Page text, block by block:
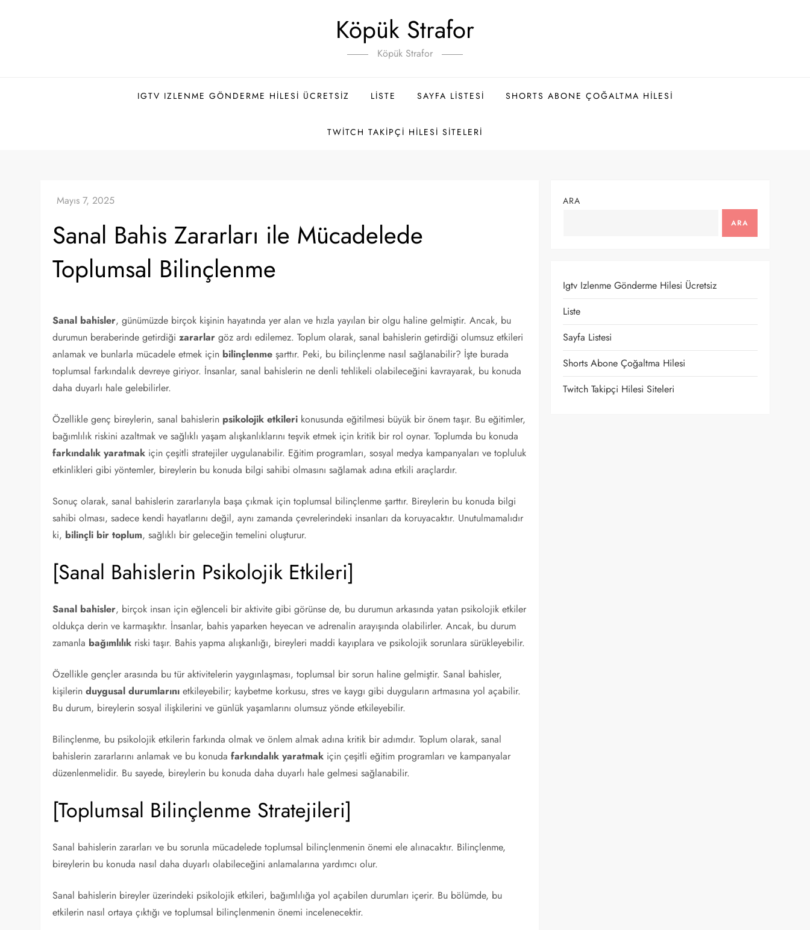
Köpük Strafor
Köpük Strafor
IGTV IZLENME GÖNDERME HILESI ÜCRETSIZ LISTE SAYFA LISTESI SHORTS ABONE ÇOĞALTMA HILESI
TWITCH TAKIPÇI HILESI SITELERI
Sanal Bahis Zararları ile Mücadelede
Toplumsal Bilinçlenme
Sanal bahisler, günümüzde birçok kişinin hayatında yer alan ve hızla yayılan bir olgu haline gelmiştir. Ancak, bu
durumun beraberinde getirdiğizararlar göz ardı edilemez. Toplum olarak, sanal bahislerin getirdiği olumsuz etkileri
anlamak ve bunlarla mücadele etmek için bilinçlenme şarttır. Peki, bu bilinçlenme nasıl sağlanabilir? İşte burada
toplumsal farkındalık devreye giriyor. İnsanlar, sanal bahislerin ne denli tehlikeli olabileceğini kavrayarak, bu konuda
daha duyarlı hale gelebilirler.
Özellikle genç bireylerin, sanal bahislerin psikolojik etkileri konusunda eğitilmesi büyük bir önem taşır. Bu eğitimler,
bağımlılık riskini azaltmak ve sağlıklı yaşam alışkanlıklarını teşvik etmek için kritik bir rol oynar. Toplumda bu konuda
farkındalık yaratmak için çeşitli stratejiler uygulanabilir. Eğitim programları, sosyal medya kampanyaları ve topluluk
etkinlikleri gibi yöntemler, bireylerin bu konuda bilgi sahibi olmasını sağlamak adına etkili araçlardır.
Sonuç olarak, sanal bahislerin zararlarıyla başa çıkmak için toplumsal bilinçlenme şarttır. Bireylerin bu konuda bilgi
sahibi olması, sadece kendi hayatlarını değil, aynı zamanda çevrelerindeki insanları da koruyacaktır. Unutulmamalıdır
ki, bilinçli bir toplum, sağlıklı bir geleceğin temelini oluşturur.
[Sanal Bahislerin Psikolojik Etkileri]
Sanal bahisler, birçok insan için eğlenceli bir aktivite gibi görünse de, bu durumun arkasında yatan psikolojik etkiler
oldukça derin ve karmaşıktır. İnsanlar, bahis yaparken heyecan ve adrenalin arayışında olabilirler. Ancak, bu durum
zamanla bağımlılık riski taşır. Bahis yapma alışkanlığı, bireyleri maddi kayıplara ve psikolojik sorunlara sürükleyebilir.
Özellikle gençler arasında bu tür aktivitelerin yaygınlaşması, toplumsal bir sorun haline gelmiştir. Sanal bahisler,
kişilerinduygusal durumlarını etkileyebilir; kaybetme korkusu, stres ve kaygı gibi duyguların artmasına yol açabilir.
Bu durum, bireylerin sosyal ilişkilerini ve günlük yaşamlarını olumsuz yönde etkileyebilir.
Bilinçlenme, bu psikolojik etkilerin farkında olmak ve önlem almak adına kritik bir adımdır. Toplum olarak, sanal
bahislerin zararlarını anlamak ve bu konudafarkındalık yaratmak için çeşitli eğitim programları ve kampanyalar
düzenlenmelidir. Bu sayede, bireylerin bu konuda daha duyarlı hale gelmesi sağlanabilir.
[Toplumsal Bilinçlenme Stratejileri]
Sanal bahislerin zararları ve bu sorunla mücadelede toplumsal bilinçlenmenin önemi ele alınacaktır. Bilinçlenme,
bireylerin bu konuda nasıl daha duyarlı olabileceğini anlamalarına yardımcı olur.
Sanal bahislerin bireyler üzerindeki psikolojik etkileri, bağımlılığa yol açabilen durumları içerir. Bu bölümde, bu
etkilerin nasıl ortaya çıktığı ve toplumsal bilinçlenmenin önemi incelenecektir.
ARA
ARA
Igtv Izlenme Gönderme Hilesi Ücretsiz
Liste
Sayfa Listesi
Shorts Abone Çoğaltma Hilesi
Twitch Takipçi Hilesi Siteleri